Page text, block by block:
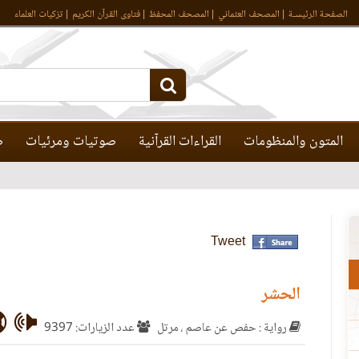
الصفحة الرئيسـة المصحف العثماني المصحف المحفظ فتاوى القرآن الكريم تزكيات العلماء
المتون والمنظومات القراءات القرآنية صوتيات ومرئيات
Tweet
الحشر
رواية : حفص عن عاصم ، مرتل عدد الزيارات: 9397